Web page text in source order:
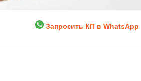
Запросить КП в WhatsApp